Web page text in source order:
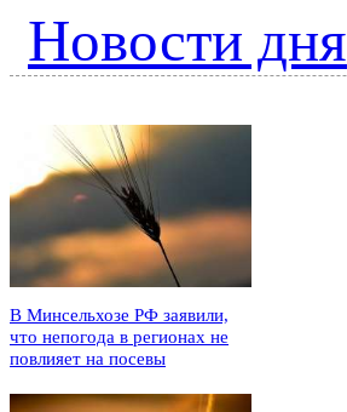
Новости дня
В Минсельхозе РФ заявили,
что непогода в регионах не
повлияет на посевы